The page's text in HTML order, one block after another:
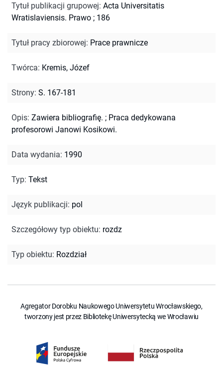
Tytuł publikacji grupowej: Acta Universitatis
Wratislaviensis. Prawo ; 186
Tytuł pracy zbiorowej: Prace prawnicze
Twórca: Kremis, Józef
Strony: S. 167-181
Opis: Zawiera bibliografię. ; Praca dedykowana
profesorowi Janowi Kosikowi.
Data wydania: 1990
Typ: Tekst
Język publikacji: pol
Szczegółowy typ obiektu: rozdz
Typ obiektu: Rozdział
Agregator Dorobku Naukowego Uniwersytetu Wrocławskiego,
tworzony jest przez Bibliotekę Uniwersytecką we Wrocławiu